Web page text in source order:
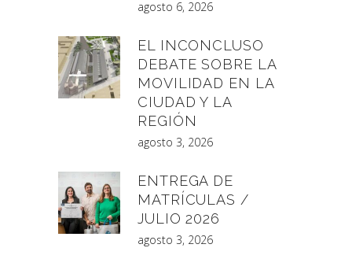
agosto 6, 2026
EL INCONCLUSO
DEBATE SOBRE LA
MOVILIDAD EN LA
CIUDAD Y LA
REGIÓN
agosto 3, 2026
ENTREGA DE
MATRÍCULAS /
JULIO 2026
agosto 3, 2026